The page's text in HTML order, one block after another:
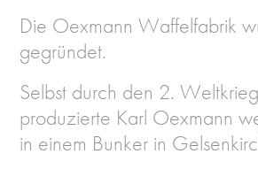
Die Oexmann Waffelfabrik
gegründet.
Selbst durch den 2.
produzierte Karl Oexmann
in einem Bunker in